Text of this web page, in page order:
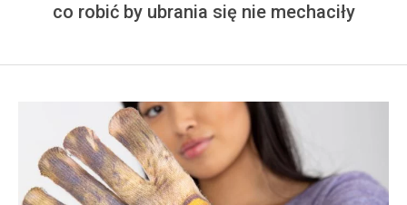
co robić by ubrania się nie mechaciły